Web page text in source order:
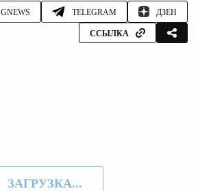
GNEWS TELEGRAM ДЗЕН
ССЫЛКА
ЗАГРУЗКА...